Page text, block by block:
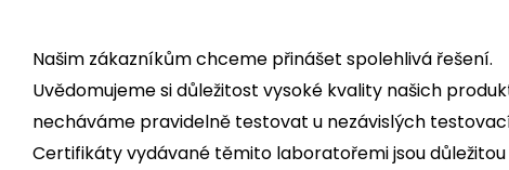
Našim zákazníkům chceme přinášet spolehlivá řešení.
Uvědomujeme si důležitost vysoké kvality našich
necháváme pravidelně testovat u nezávislých
Certifikáty vydávané těmito laboratořemi jsou